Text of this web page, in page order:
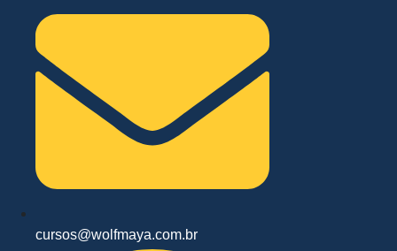
cursos@wolfmaya.com.br